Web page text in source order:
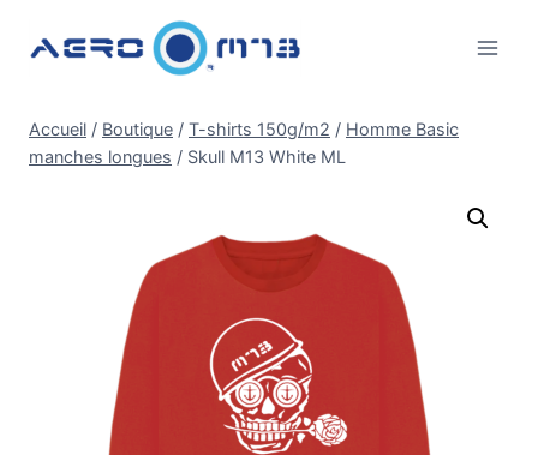
Accueil / Boutique / T-shirts 150g/m2 / Homme Basic
manches longues / Skull M13 White ML